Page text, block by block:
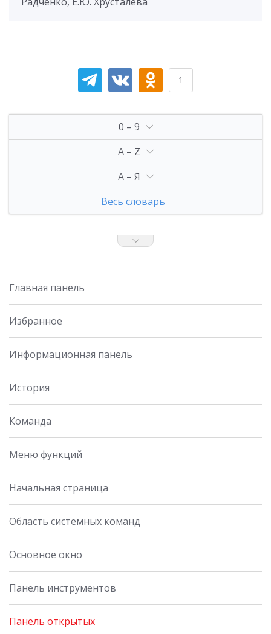
1
0 – 9
A – Z
А – Я
Весь словарь
Главная панель
Избранное
Информационная панель
История
Команда
Меню функций
Начальная страница
Область системных команд
Основное окно
Панель инструментов
Панель открытых